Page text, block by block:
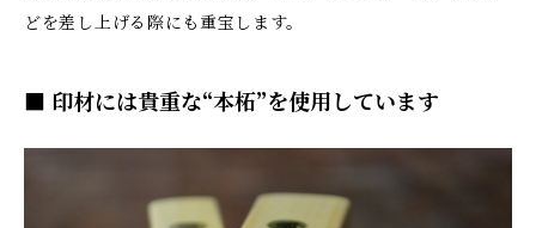
どを差し上げる際にも重宝します。
■ 印材には貴重な“本柘”を使用しています